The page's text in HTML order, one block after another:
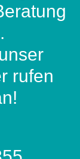
rufen